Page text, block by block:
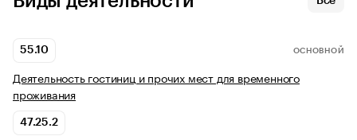
55.10 ОСНОВНОЙ
Деятельность гостиниц и прочих мест для временного
проживания
47.25.2